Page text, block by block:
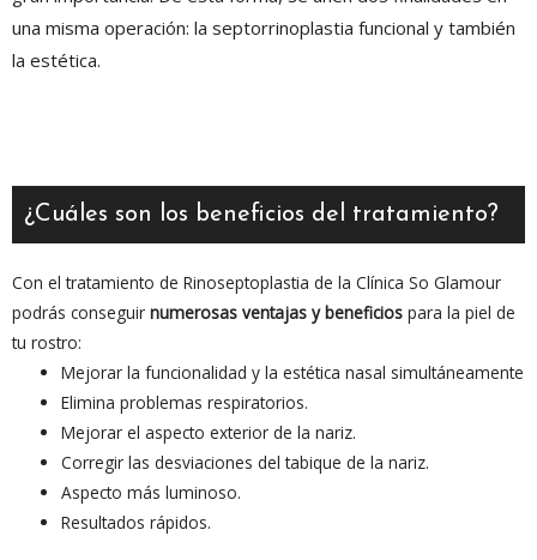
una misma operación: la septorrinoplastia funcional y también
la estética.
¿Cuáles son los beneficios del tratamiento?
Con el tratamiento de Rinoseptoplastia de la Clínica So Glamour
podrás conseguir numerosas ventajas y beneficios para la piel de
tu rostro:
Mejorar la funcionalidad y la estética nasal simultáneamente
Elimina problemas respiratorios.
Mejorar el aspecto exterior de la nariz.
Corregir las desviaciones del tabique de la nariz.
Aspecto más luminoso.
Resultados rápidos.